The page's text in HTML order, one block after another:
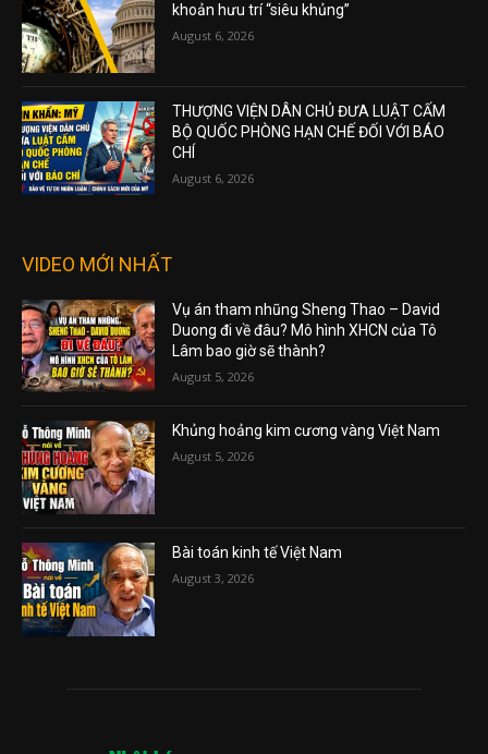
khoản hưu trí “siêu khủng”
August 6, 2026
THƯỢNG VIỆN DÂN CHỦ ĐƯA LUẬT CẤM
BỘ QUỐC PHÒNG HẠN CHẾ ĐỐI VỚI BÁO
CHÍ
August 6, 2026
VIDEO MỚI NHẤT
Vụ án tham nhũng Sheng Thao – David
Duong đi về đâu? Mô hình XHCN của Tô
Lâm bao giờ sẽ thành?
August 5, 2026
Khủng hoảng kim cương vàng Việt Nam
August 5, 2026
Bài toán kinh tế Việt Nam
August 3, 2026